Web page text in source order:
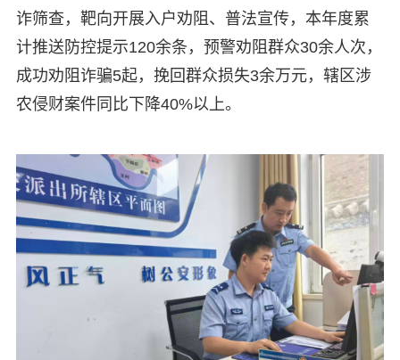
诈筛查，靶向开展入户劝阻、普法宣传，本年度累
计推送防控提示120余条，预警劝阻群众30余人次，
成功劝阻诈骗5起，挽回群众损失3余万元，辖区涉
农侵财案件同比下降40%以上。